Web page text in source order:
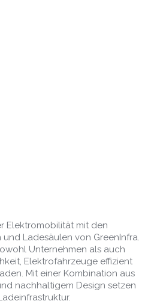
Elektromobilität mit den
Ladesäulen von GreenInfra.
Unternehmen als auch
Elektrofahrzeuge effizient
Mit einer Kombination aus
nachhaltigem Design setzen